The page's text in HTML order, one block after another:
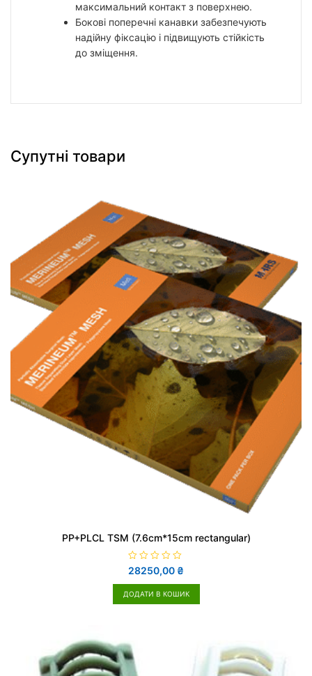
максимальний контакт з поверхнею.
Бокові поперечні канавки забезпечують
надійну фіксацію і підвищують стійкість
до зміщення.
Супутні товари
PP+PLCL TSM (7.6cm*15cm rectangular)
О
ц
і
н
з
5
28250,00 ₴
ДОДАТИ В КОШИК